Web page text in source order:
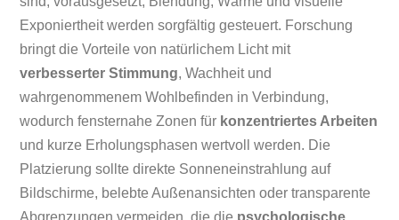
Exponiertheit werden sorgfältig gesteuert. Forschung
bringt die Vorteile von natürlichem Licht mit
verbesserter Stimmung, Wachheit und
wahrgenommenem Wohlbefinden in Verbindung,
wodurch fensternahe Zonen für konzentriertes Arbeiten
und kurze Erholungsphasen wertvoll werden. Die
Platzierung sollte direkte Sonneneinstrahlung auf
Bildschirme, belebte Außenansichten oder transparente
Abgrenzungen vermeiden, die die psychologische